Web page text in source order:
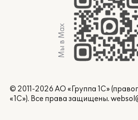
Мы в Max
© 2011-2026 АО «Группа 1С»
«1С»). Все права защищены.